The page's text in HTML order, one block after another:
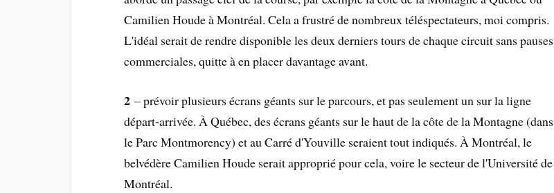
Camilien Houde à Montréal. Cela a frustré de nombreux téléspectateurs, moi compris.
L'idéal serait de rendre disponible les deux derniers tours de chaque circuit sans pauses
commerciales, quitte à en placer davantage avant.
2 – prévoir plusieurs écrans géants sur le parcours, et pas seulement un sur la ligne
départ-arrivée. À Québec, des écrans géants sur le haut de la côte de la Montagne (dans
le Parc Montmorency) et au Carré d'Youville seraient tout indiqués. À Montréal, le
belvédère Camilien Houde serait approprié pour cela, voire le secteur de l'Université de
Montréal.